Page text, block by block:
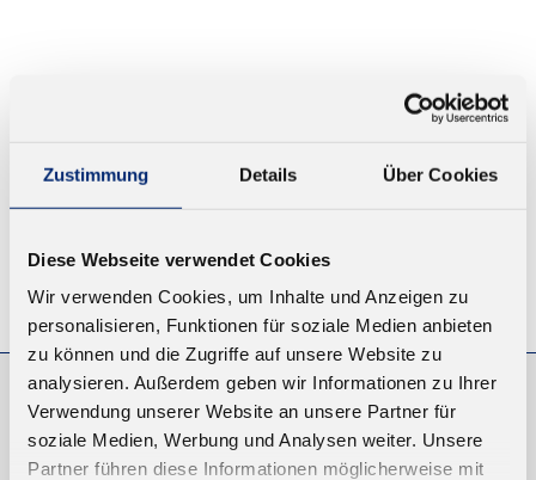
Zustimmung Details Über Cookies
Diese Webseite verwendet Cookies
Wir verwenden Cookies, um Inhalte und Anzeigen zu
personalisieren, Funktionen für soziale Medien anbieten
zu können und die Zugriffe auf unsere Website zu
analysieren. Außerdem geben wir Informationen zu Ihrer
Verwendung unserer Website an unsere Partner für
soziale Medien, Werbung und Analysen weiter. Unsere
Partner führen diese Informationen möglicherweise mit
© KLEIBERIT SE & CO. KG, Max-Becker-Str. 4, 76356 Weingarten,
Germany
EINKAUFEN
NEUKUNDEN